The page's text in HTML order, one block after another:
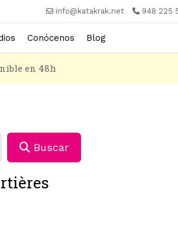
info@katakrak.net 948 225
Conócenos Blog
en 48h
Buscar